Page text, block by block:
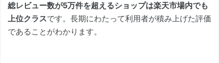
総レビュー数が5万件を超えるショップは楽天市場内でも
上位クラスです。長期にわたって利用者が積み上げた評価
であることがわかります。